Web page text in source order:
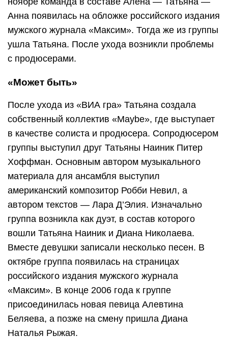
Анна появилась на обложке российского издания
мужского журнала «Максим». Тогда же из группы
ушла Татьяна. После ухода возникли проблемы
с продюсерами.
«Может быть»
После ухода из «ВИА гра» Татьяна создала
собственный коллектив «Maybe», где выступает
в качестве солиста и продюсера. Сопродюсером
группы выступил друг Татьяны Наиник Питер
Хоффман. Основным автором музыкального
материала для ансамбля выступил
американский композитор Робби Невил, а
автором текстов — Лара Д’Элия. Изначально
группа возникла как дуэт, в состав которого
вошли Татьяна Наиник и Диана Николаева.
Вместе девушки записали несколько песен. В
октябре группа появилась на страницах
российского издания мужского журнала
«Максим». В конце 2006 года к группе
присоединилась новая певица Алевтина
Беляева, а позже на смену пришла Диана
Наталья Рыжая.